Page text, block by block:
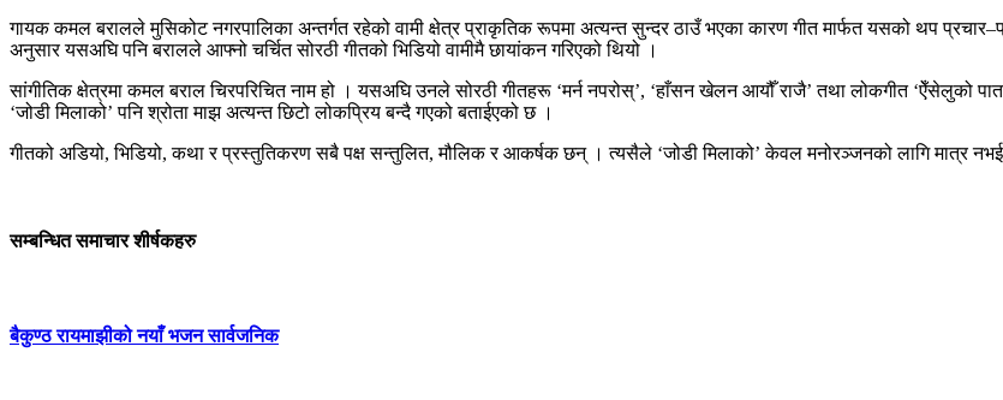
गायक कमल बरालले मुसिकोट नगरपालिका अन्तर्गत रहेको वामी क्षेत्र प्राकृतिक रूपमा अत्यन्त सुन्दर ठाउँ भएका कारण गीत मार्फत यसको थप
अनुसार यसअघि पनि बरालले आफ्नो चर्चित सोरठी गीतको भिडियो वामीमै छायांकन गरिएको थियो ।
सांगीतिक क्षेत्रमा कमल बराल चिरपरिचित नाम हो । यसअघि उनले सोरठी गीतहरू ‘मर्न नपरोस्’, ‘हाँसन खेलन आयौँ राजै’ तथा लोकगीत ‘ऐँसेलुको
‘जोडी मिलाको’ पनि श्रोता माझ अत्यन्त छिटो लोकप्रिय बन्दै गएको बताईएको छ ।
गीतको अडियो, भिडियो, कथा र प्रस्तुतिकरण सबै पक्ष सन्तुलित, मौलिक र आकर्षक छन् । त्यसैले ‘जोडी मिलाको’ केवल मनोरञ्जनको लागि मात्र
सम्बन्धित समाचार शीर्षकहरु
बैकुण्ठ रायमाझीको नयाँ भजन सार्वजनिक